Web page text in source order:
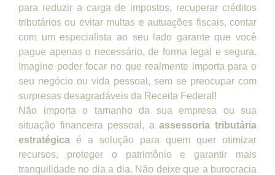
para reduzir a carga de impostos, recuperar créditos
tributários ou evitar multas e autuações fiscais, contar
com um especialista ao seu lado garante que você
pague apenas o necessário, de forma legal e segura.
Imagine poder focar no que realmente importa para o
seu negócio ou vida pessoal, sem se preocupar com
surpresas desagradáveis da Receita Federal!
Não importa o tamanho da sua empresa ou sua
situação financeira pessoal, aassessoria tributária
estratégica é a solução para quem quer otimizar
recursos, proteger o patrimônio e garantir mais
tranquilidade no dia a dia. Não deixe que a burocracia